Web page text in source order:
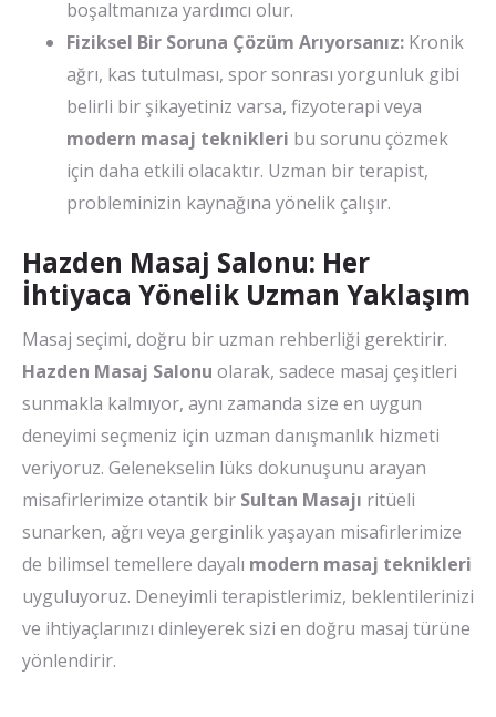
boşaltmanıza yardımcı olur.
Fiziksel Bir Soruna Çözüm Arıyorsanız: Kronik
ağrı, kas tutulması, spor sonrası yorgunluk gibi
belirli bir şikayetiniz varsa, fizyoterapi veya
modern masaj teknikleri bu sorunu çözmek
için daha etkili olacaktır. Uzman bir terapist,
probleminizin kaynağına yönelik çalışır.
Hazden Masaj Salonu: Her
İhtiyaca Yönelik Uzman Yaklaşım
Masaj seçimi, doğru bir uzman rehberliği gerektirir.
Hazden Masaj Salonu olarak, sadece masaj çeşitleri
sunmakla kalmıyor, aynı zamanda size en uygun
deneyimi seçmeniz için uzman danışmanlık hizmeti
veriyoruz. Gelenekselin lüks dokunuşunu arayan
misafirlerimize otantik bir Sultan Masajı ritüeli
sunarken, ağrı veya gerginlik yaşayan misafirlerimize
de bilimsel temellere dayalı modern masaj teknikleri
uyguluyoruz. Deneyimli terapistlerimiz, beklentilerinizi
ve ihtiyaçlarınızı dinleyerek sizi en doğru masaj türüne
yönlendirir.